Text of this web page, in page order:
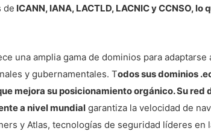
de ICANN, IANA, LACTLD, LACNIC y CCNSO,
una amplia gama de dominios para
y gubernamentales. Todos sus dominios
mejora su posicionamiento orgánico. Su
a nivel mundial garantiza la velocidad de
y Atlas, tecnologías de seguridad líderes